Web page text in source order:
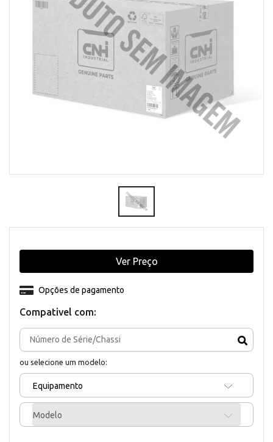
Compativel com:
ou selecione um modelo:
Equipamento
Modelo
Opções de pagamento
Ver Preço